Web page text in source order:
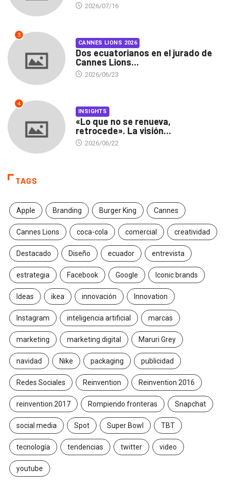
2026/07/16
3
CANNES LIONS 2026
Dos ecuatorianos en el jurado de
Cannes Lions...
2026/06/23
4
INSIGHTS
«Lo que no se renueva,
retrocede». La visión...
2026/06/22
TAGS
Apple Branding Burger King Cannes
Cannes Lions coca-cola comercial creatividad
Destacado Diseño ecuador entrevista
estrategia Facebook Google Iconic brands
Ideas ikea innovación Innovation
Instagram inteligencia artificial marcas
marketing marketing digital Maruri Grey
navidad Nike packaging publicidad
Redes Sociales Reinvention Reinvention 2016
reinvention 2017 Rompiendo fronteras Snapchat
social media Spot Super Bowl TBT
tecnología tendencias twitter video
youtube